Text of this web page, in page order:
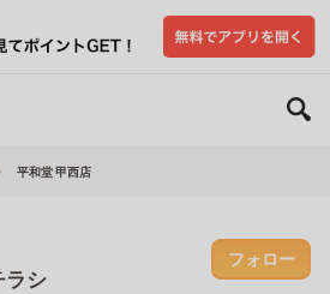
平和堂 甲西店
ラシ
フォロー